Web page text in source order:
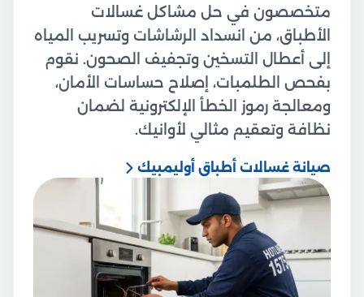
متخصصون في حل مشاكل غسالات
الأطباق، من انسداد الرشاشات وتسريب المياه
إلى أعطال التسخين وتجفيف الصحون. نقوم
بفحص الطلمبات، إصلاح حساسات الأمان،
ومعالجة رموز الخطأ الإلكترونية لضمان
نظافة وتعقيم مثالي لأوانيك.
صيانة غسالات أطباق أوليمبيك